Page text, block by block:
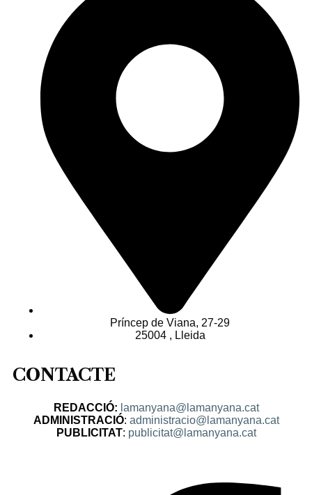
Príncep de Viana, 27-29
25004 , Lleida
CONTACTE
REDACCIÓ: lamanyana@lamanyana.cat
ADMINISTRACIÓ: administracio@lamanyana.cat
PUBLICITAT: publicitat@lamanyana.cat